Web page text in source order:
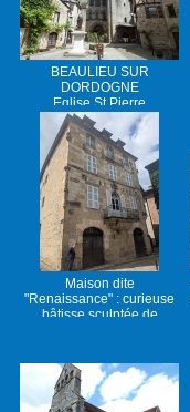
BEAULIEU SUR
DORDOGNE
Eglise St Pierre
Maison dite
"Renaissance" : curieuse
bâtisse sculptée de